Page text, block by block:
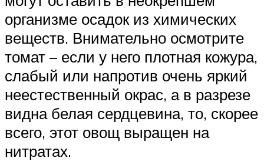
организме осадок из химических
веществ. Внимательно осмотрите
томат – если у него плотная кожура,
слабый или напротив очень яркий
неестественный окрас, а в разрезе
видна белая сердцевина, то, скорее
всего, этот овощ выращен на
нитратах.